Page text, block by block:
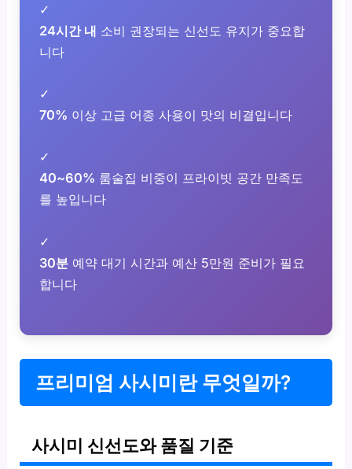
✓
24시간 내 소비 권장되는 신선도 유지가 중요합
니다
✓
70% 이상 고급 어종 사용이 맛의 비결입니다
✓
40~60% 룸술집 비중이 프라이빗 공간 만족도
를 높입니다
✓
30분 예약 대기 시간과 예산 5만원 준비가 필요
합니다
프리미엄 사시미란 무엇일까?
사시미 신선도와 품질 기준